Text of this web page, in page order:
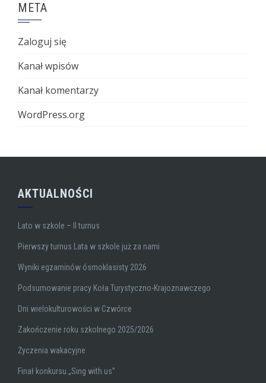
META
Zaloguj się
Kanał wpisów
Kanał komentarzy
WordPress.org
AKTUALNOŚCI
Lato w szkole – II turnus
Pierwszy turnus Lata w szkole już za nami
Wyniki egzaminów ósmoklasisty 2026
Podsumowanie pracy Koła Turystyczno-Krajoznawczego
Dni wielokulturowości w Czwórce
Zakończenie roku szkolnego 2025/2026
Życzenia wakacyjne
Finał konkursu „Sing with us”